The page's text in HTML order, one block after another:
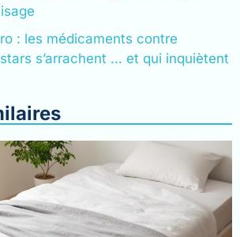
: les médicaments contre
s’arrachent … et qui inquiètent